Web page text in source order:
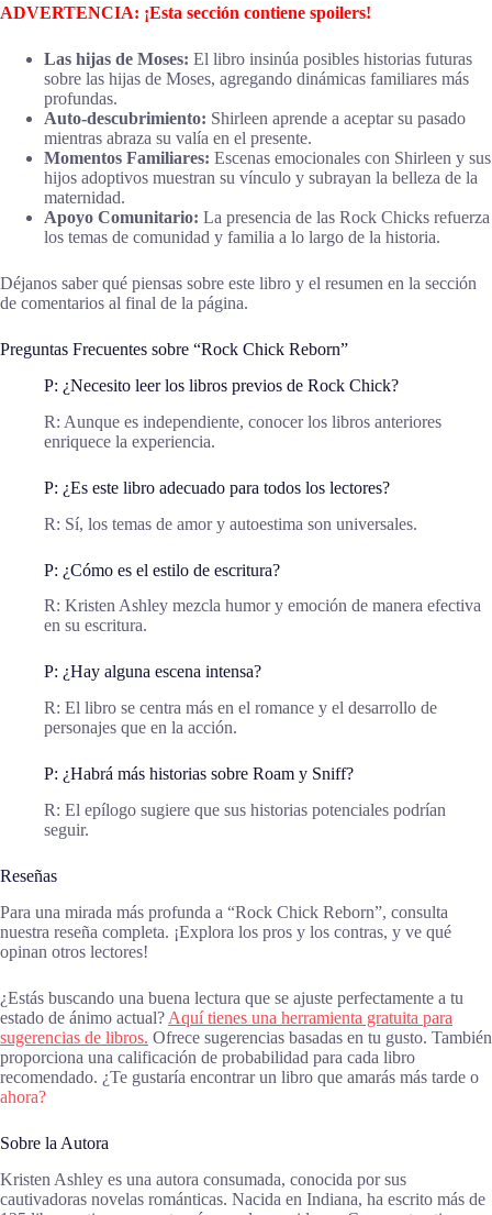
ADVERTENCIA: ¡Esta sección contiene spoilers!
Las hijas de Moses: El libro insinúa posibles historias futuras
sobre las hijas de Moses, agregando dinámicas familiares más
profundas.
Auto-descubrimiento: Shirleen aprende a aceptar su pasado
mientras abraza su valía en el presente.
Momentos Familiares: Escenas emocionales con Shirleen y sus
hijos adoptivos muestran su vínculo y subrayan la belleza de la
maternidad.
Apoyo Comunitario: La presencia de las Rock Chicks refuerza
los temas de comunidad y familia a lo largo de la historia.
Déjanos saber qué piensas sobre este libro y el resumen en la sección
de comentarios al final de la página.
Preguntas Frecuentes sobre “Rock Chick Reborn”
P: ¿Necesito leer los libros previos de Rock Chick?
R: Aunque es independiente, conocer los libros anteriores
enriquece la experiencia.
P: ¿Es este libro adecuado para todos los lectores?
R: Sí, los temas de amor y autoestima son universales.
P: ¿Cómo es el estilo de escritura?
R: Kristen Ashley mezcla humor y emoción de manera efectiva
en su escritura.
P: ¿Hay alguna escena intensa?
R: El libro se centra más en el romance y el desarrollo de
personajes que en la acción.
P: ¿Habrá más historias sobre Roam y Sniff?
R: El epílogo sugiere que sus historias potenciales podrían
seguir.
Reseñas
Para una mirada más profunda a “Rock Chick Reborn”, consulta
nuestra reseña completa. ¡Explora los pros y los contras, y ve qué
opinan otros lectores!
¿Estás buscando una buena lectura que se ajuste perfectamente a tu
estado de ánimo actual? Aquí tienes una herramienta gratuita para
sugerencias de libros. Ofrece sugerencias basadas en tu gusto. También
proporciona una calificación de probabilidad para cada libro
recomendado. ¿Te gustaría encontrar un libro que amarás más tarde o
ahora?
Sobre la Autora
Kristen Ashley es una autora consumada, conocida por sus
cautivadoras novelas románticas. Nacida en Indiana, ha escrito más de